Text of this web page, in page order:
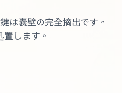
は囊壁の完全摘出です。
します。